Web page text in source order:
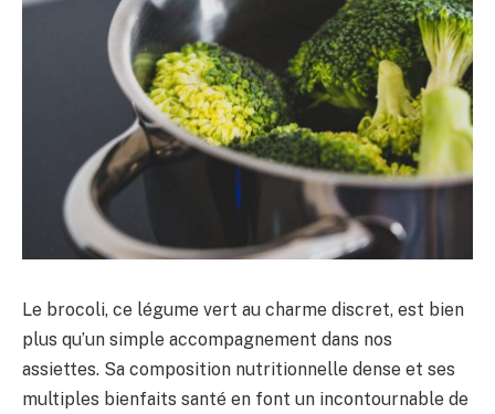
Le brocoli, ce légume vert au charme discret, est bien
plus qu’un simple accompagnement dans nos
assiettes. Sa composition nutritionnelle dense et ses
multiples bienfaits santé en font un incontournable de